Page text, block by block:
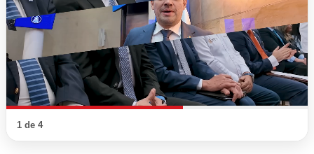
1 de 4